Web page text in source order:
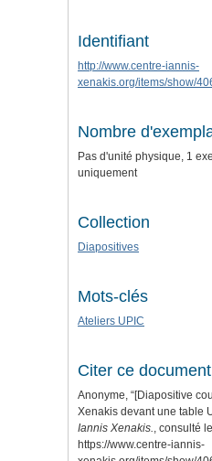
Identifiant
http://www.centre-iannis-
xenakis.org/items/show/
Nombre
Pas d'unité physique, 1
uniquement
Collection
Diapositives
Mots-clés
Ateliers UPIC
Citer ce document
Anonyme, “[Diapositive
Xenakis devant une table
Iannis Xenakis., consulté
https://www.centre-iannis-